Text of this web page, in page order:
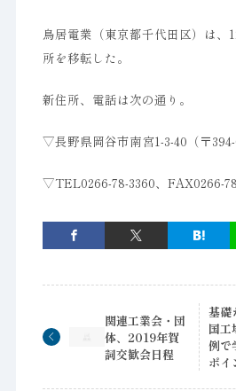
鳥居電業（東京都千代田区）は、
所を移転した。
新住所、電話は次の通り。
▽長野県岡谷市南宮1-3-40（〒394-
▽TEL0266-78-3360、FAX0266-
関連工業会・団
体、2019年賀
詞交歓会日程
基礎
国工
例で
ポイ